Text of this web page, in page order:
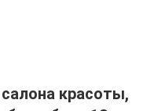
красоты,